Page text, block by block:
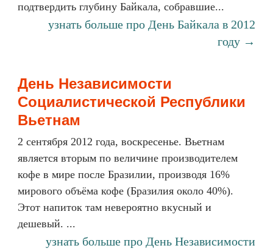
подтвердить глубину Байкала, собравшие...
узнать больше про День Байкала в 2012
году →
День Независимости
Социалистической Республики
Вьетнам
2 сентября 2012 года, воскресенье. Вьетнам
является вторым по величине производителем
кофе в мире после Бразилии, производя 16%
мирового объёма кофе (Бразилия около 40%).
Этот напиток там невероятно вкусный и
дешевый. ...
узнать больше про День Независимости